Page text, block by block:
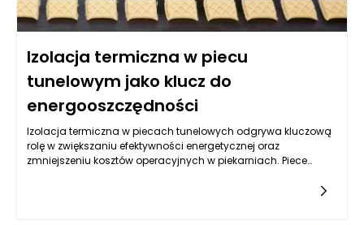
Izolacja termiczna w piecu
tunelowym jako klucz do
energooszczędności
Izolacja termiczna w piecach tunelowych odgrywa kluczową
rolę w zwiększaniu efektywności energetycznej oraz
zmniejszeniu kosztów operacyjnych w piekarniach. Piece
wyrobów cukierniczych, są zaprojektowane w taki sposób, aby